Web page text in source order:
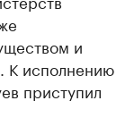
и
К исполнению
приступил